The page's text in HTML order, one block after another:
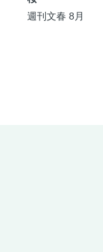
週刊文春 8月13